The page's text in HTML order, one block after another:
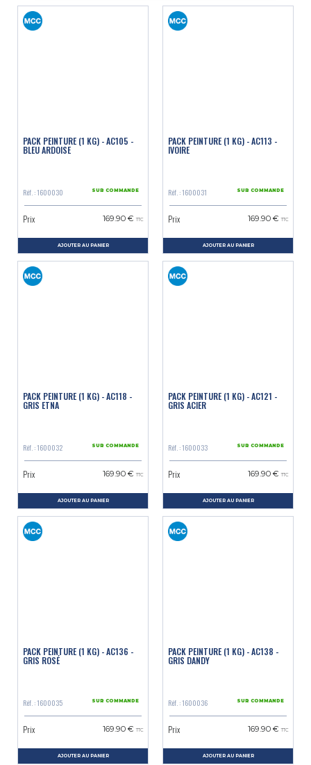
PACK PEINTURE (1 KG) - AC105 -
BLEU ARDOISE
Réf. : 1600030 SUR COMMANDE
Prix 169.90 € TTC
AJOUTER AU PANIER
PACK PEINTURE (1 KG) - AC113 -
IVOIRE
Réf. : 1600031 SUR COMMANDE
Prix 169.90 € TTC
AJOUTER AU PANIER
PACK PEINTURE (1 KG) - AC118 -
GRIS ETNA
Réf. : 1600032 SUR COMMANDE
Prix 169.90 € TTC
AJOUTER AU PANIER
PACK PEINTURE (1 KG) - AC121 -
GRIS ACIER
Réf. : 1600033 SUR COMMANDE
Prix 169.90 € TTC
AJOUTER AU PANIER
PACK PEINTURE (1 KG) - AC136 -
GRIS ROSÉ
Réf. : 1600035 SUR COMMANDE
Prix 169.90 € TTC
AJOUTER AU PANIER
PACK PEINTURE (1 KG) - AC138 -
GRIS DANDY
Réf. : 1600036 SUR COMMANDE
Prix 169.90 € TTC
AJOUTER AU PANIER